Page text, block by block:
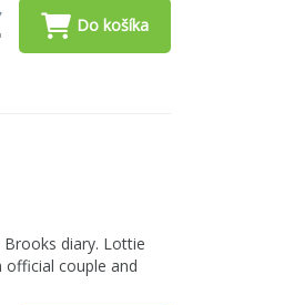
Do košíka
diary. Lottie
official couple and